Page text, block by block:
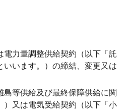
電力量調整供給契約（以下「託
いいます。）の締結、変更又は
島等供給及び最終保障供給に関
）又は電気受給契約（以下「小